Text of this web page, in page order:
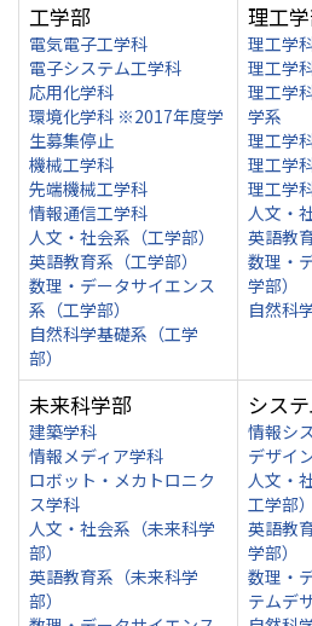
工学部
電気電子工学科
電子システム工学科
応用化学科
環境化学科 ※2017年度学
生募集停止
機械工学科
先端機械工学科
情報通信工学科
人文・社会系（工学部）
英語教育系（工学部）
数理・データサイエンス
系（工学部）
自然科学基礎系（工学
部）
理工
理工学
理工学
理工学
学系
理工学
理工学
理工学
人文・
英語教
数理・
学部）
自然科
未来科学部
建築学科
情報メディア学科
ロボット・メカトロニク
ス学科
人文・社会系（未来科学
部）
英語教育系（未来科学
部）
シス
情報シ
デザイ
人文・
工学部）
英語教
学部）
数理・
テムデ